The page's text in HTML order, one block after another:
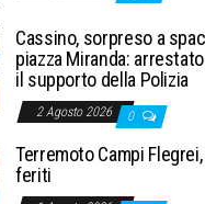
Cassino, sorpreso a
piazza Miranda:
il supporto della Polizia
2 Agosto 2026 0
Terremoto Campi
feriti